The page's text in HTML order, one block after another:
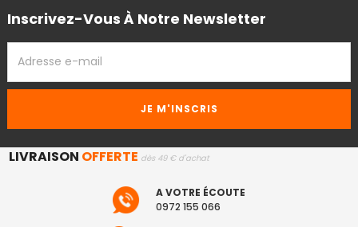
Inscrivez-Vous À Notre Newsletter
EMAIL
LIVRAISON OFFERTE dès 49 € d'achat
A VOTRE ÉCOUTE
0972 155 066